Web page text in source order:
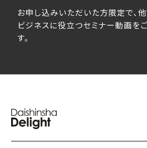
お申し込みいただいた方限定で、
ビジネスに役立つセミナー動画を
す。